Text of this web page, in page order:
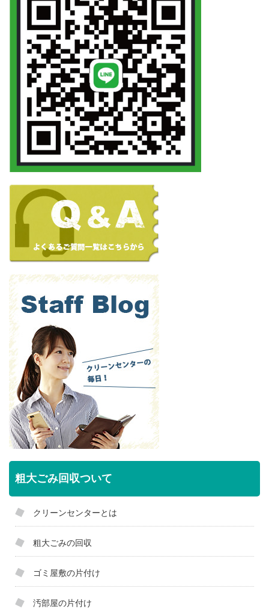
粗大ごみ回収ついて
クリーンセンターとは
粗大ごみの回収
ゴミ屋敷の片付け
汚部屋の片付け